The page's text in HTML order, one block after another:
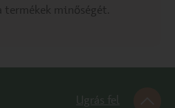
termékek minőségét.
Ugrás fel